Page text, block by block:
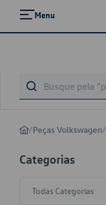
Menu
/Peças Volkswagen/
Categorias
Todas Categorias